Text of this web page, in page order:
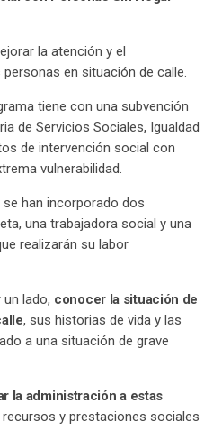
la atención y el
en situación de calle.
tiene con una subvención
de Servicios Sociales, Igualdad
de intervención social con
vulnerabilidad.
han incorporado dos
una trabajadora social y una
realizarán su labor
lado, conocer la situación de
, sus historias de vida y las
a una situación de grave
la administración a estas
y prestaciones sociales